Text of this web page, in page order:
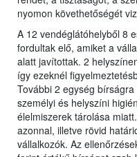
nyomon követhetőségét
A 12 vendéglátóhelyből 8
fordultak elő, amiket a
alatt javítottak. 2
így ezeknél
További 2 egység
személyi és helyszíni
élelmiszerek tárolása
azonnal, illetve rövid
vállalkozók. Az